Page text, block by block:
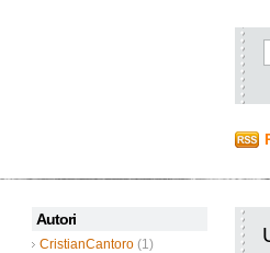
Autori
CristianCantoro (1)